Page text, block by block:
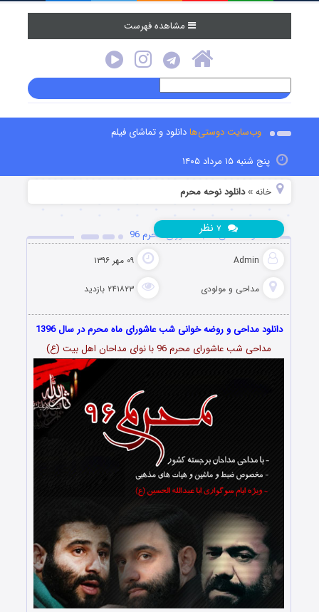
مشاهده فهرست
وب‌سایت دوستی‌هادانلود و تماشای فیلم
پنج شنبه ۱۵ مرداد ۱۴۰۵
خانه »دانلود نوحه محرم
دانلود مداحی شب عاشورای محرم 96
Admin ۰۹ مهر ۱۳۹۶
مداحی و مولودی ۲۴۱۸۲۳ بازدید
نظر
دانلود مداحی و روضه خوانی شب عاشورای ماه محرم در سال 1396
مداحی شب عاشورای محرم 96 با نوای مداحان اهل بیت (ع)